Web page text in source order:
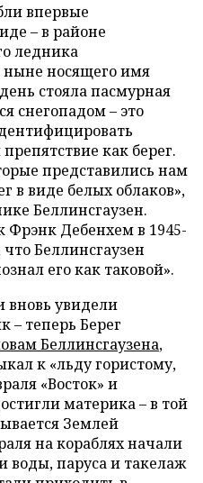
впервые
– в районе
ледника
ныне носящего имя
стояла пасмурная
снегопадом – это
как берег.
представились нам
в виде белых облаков»,
Беллинсгаузен.
Фрэнк Дебенхем в 1945-
что Беллинсгаузен
его как таковой».
вновь увидели
– теперь Берег
Беллинсгаузена,
к «льду гористому,
«Восток» и
материка – в той
Землей
на кораблях начали
воды, паруса и такелаж